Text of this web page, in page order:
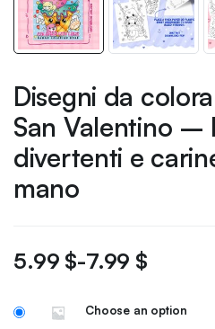
Disegni da
San Valentino –
divertenti e
mano
5.99 $-7.99 $
Choose an option